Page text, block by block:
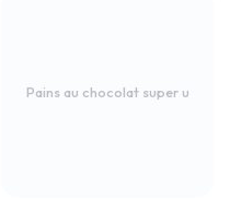
Pains au chocolat super u